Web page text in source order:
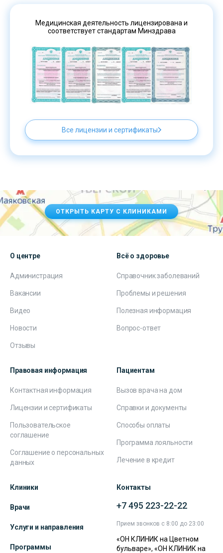
Медицинская деятельность лицензирована и
соответствует стандартам Минздрава
Все лицензии и сертификаты
ОТКРЫТЬ КАРТУ С КЛИНИКАМИ
О центре
Администрация
Вакансии
Видео
Новости
Отзывы
Всё о здоровье
Справочник заболеваний
Проблемы и решения
Полезная информация
Вопрос-ответ
Правовая информация
Контактная информация
Лицензии и сертификаты
Пользовательское
соглашение
Соглашение о персональных
данных
Пациентам
Вызов врача на дом
Справки и документы
Способы оплаты
Программа лояльности
Лечение в кредит
Клиники
Врачи
Услуги и направления
Программы
Контакты
+7 495 223-22-22
Прием звонков с 8:00 до 23:00
«ОН КЛИНИК на Цветном
бульваре», «ОН КЛИНИК на